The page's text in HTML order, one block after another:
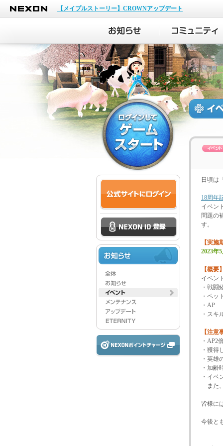
NEXON
【メイプルストーリー】CROWNアップデート
日頃は
18周年
イベン
問題の
す。
【実施
2023年
【概要
イベン
・戦闘
・ペッ
・AP
・スキ
【注意
・AP2
・獲得
・英雄
・加齢
・イベ
また
皆様に
今後と